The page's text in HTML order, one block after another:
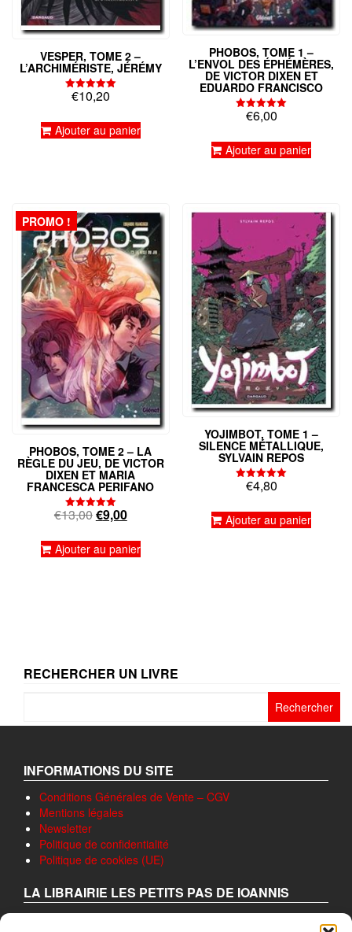
VESPER, TOME 2 –
L’ARCHIMÉRISTE, JÉRÉMY
Note
5.00
€10,20
Ajouter au panier
PHOBOS, TOME 1 –
L’ENVOL DES ÉPHÉMÈRES,
DE VICTOR DIXEN ET
EDUARDO FRANCISCO
Note
€6,00
Ajouter au panier
PROMO !
PHOBOS, TOME 2 – LA
RÈGLE DU JEU, DE VICTOR
DIXEN ET MARIA
FRANCESCA PERIFANO
Note
€13,00Le
initial
€9,00Le
actuel
Ajouter au panier
YOJIMBOT, TOME 1 –
SILENCE MÉTALLIQUE,
SYLVAIN REPOS
Note
5.00
€4,80
Ajouter au panier
RECHERCHER UN LIVRE
INFORMATIONS DU SITE
Conditions Générales de Vente – CGV
Mentions légales
Newsletter
Politique de confidentialité
Politique de cookies (UE)
LA LIBRAIRIE LES PETITS PAS DE IOANNIS